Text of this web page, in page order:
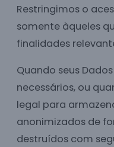
Restringimos o
somente àqueles
finalidades
Quando seus
necessários, ou
legal para
anonimizados de
destruídos com